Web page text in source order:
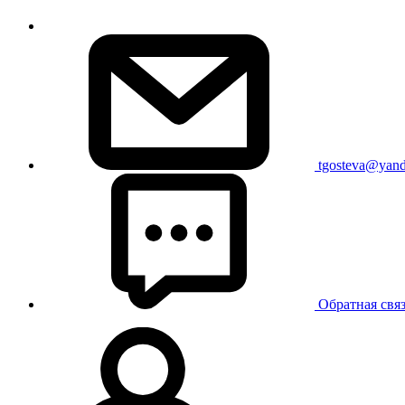
Обратная